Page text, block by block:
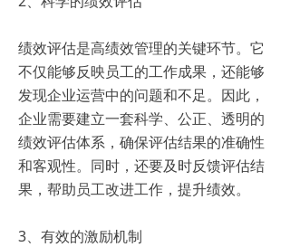
绩效评估是高绩效管理的关键环节。它
不仅能够反映员工的工作成果，还能够
发现企业运营中的问题和不足。因此，
企业需要建立一套科学、公正、透明的
绩效评估体系，确保评估结果的准确性
和客观性。同时，还要及时反馈评估结
果，帮助员工改进工作，提升绩效。
3、有效的激励机制